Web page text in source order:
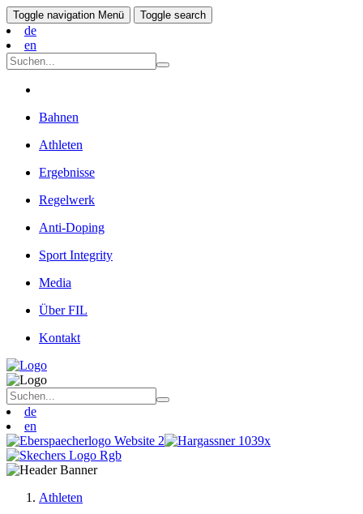
Toggle navigation Menü Toggle search
de
en
Bahnen
Athleten
Ergebnisse
Regelwerk
Anti-Doping
Sport Integrity
Media
Über FIL
Kontakt
de
en
Athleten